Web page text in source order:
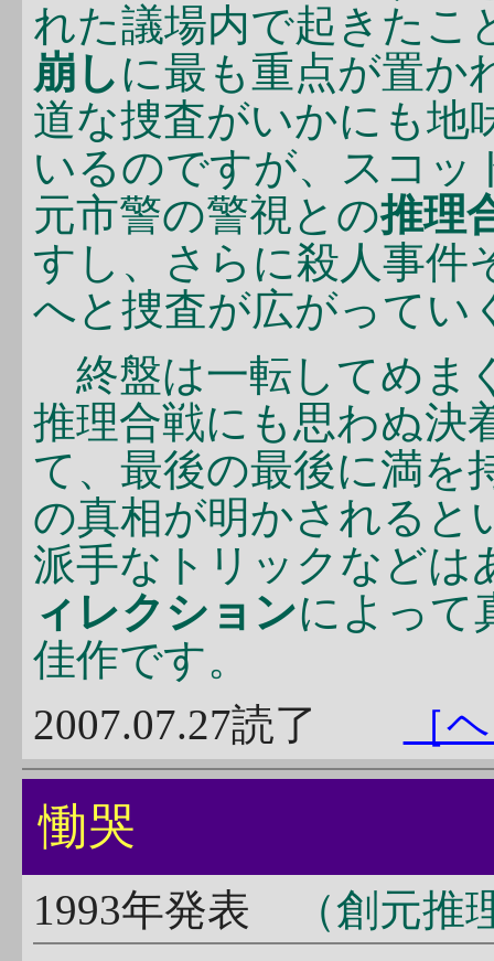
れた議場内で起きたこ
崩しに最も重点が置か
道な捜査がいかにも地
いるのですが、スコッ
元市警の警視との推理
すし、さらに殺人事件
へと捜査が広がってい
終盤は一転してめま
推理合戦にも思わぬ決
て、最後の最後に満を
の真相が明かされると
派手なトリックなどは
ィレクションによって
佳作です。
2007.07.27読了
［
慟哭
1993年発表
（創元推